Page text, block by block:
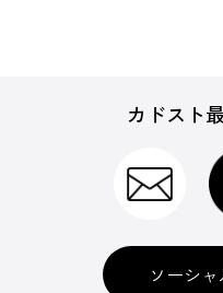
カドスト
ソーシ